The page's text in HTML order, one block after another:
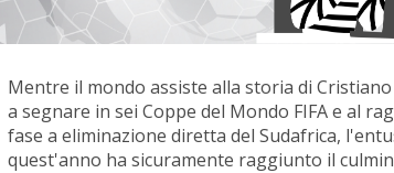
Mentre il mondo assiste alla storia di
a segnare in sei Coppe del Mondo FIFA e al
fase a eliminazione diretta del Sudafrica,
quest'anno ha sicuramente raggiunto il